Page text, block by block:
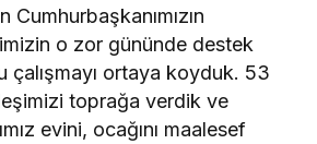
Cumhurbaşkanımızın
o zor gününde destek
çalışmayı ortaya koyduk. 53
toprağa verdik ve
evini, ocağını maalesef